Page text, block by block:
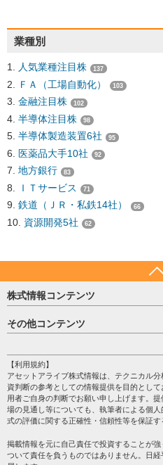
業種別
人気業種注目株 137
ＦＡ（工場自動化） 103
金融注目株 102
半導体注目株 98
半導体製造装置6社 95
医薬品大手10社 92
地方銀行 83
ＩＴサービス 71
鉄道（ＪＲ・私鉄14社） 66
資源開発5社 62
株式情報コンテンツ
日経平均
売買シグナル
注目銘柄
株テーマ情報
海外市況
投資カレンダー
格付け情報
その他コンテンツ
個人情報保護方針
プライバシーポリシー
会社案内
サイトマップ
過去データ
【利用規約】
アセットアライブ株式情報は、テクニカル
資判断の参考としての情報提供を目的とし
用者ご自身の判断でお願い申し上げます。
場の見通し等についても、執筆者による個
式の評価に関する正確性・信頼性等を保証す
掲載情報を元に自己責任で投資することが
ついて責任を負うものではありません。日